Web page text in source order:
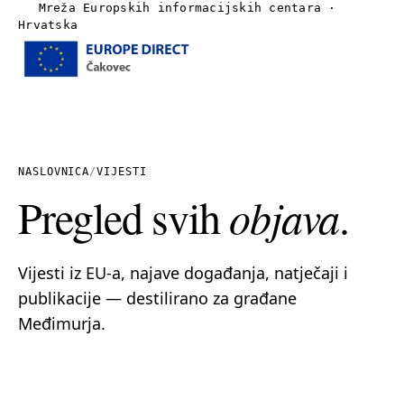
Mreža Europskih informacijskih centara ·
Hrvatska
Vijesti
Linkovi
NASLOVNICA/VIJESTI
Pregled svihobjava.
Vijesti iz EU-a, najave događanja, natječaji i
publikacije — destilirano za građane
Međimurja.